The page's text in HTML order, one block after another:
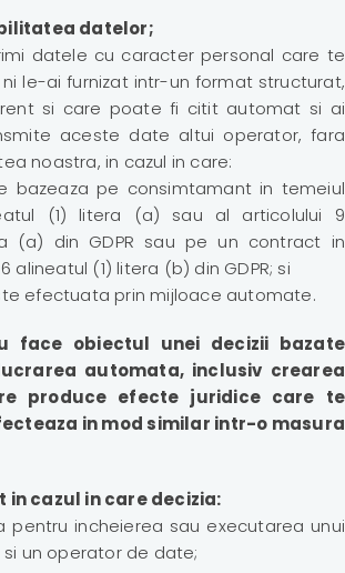
datelor;
datele cu caracter personal care te
le-ai furnizat intr-un format structurat,
si care poate fi citit automat si ai
aceste date altui operator, fara
noastra, in cazul in care:
bazeaza pe consimtamant in temeiul
(1) litera (a) sau al articolului 9
(a) din GDPR sau pe un contract in
alineatul (1) litera (b) din GDPR; si
efectuata prin mijloace automate.
face obiectul unei decizii bazate
automata, inclusiv crearea
produce efecte juridice care te
in mod similar intr-o masura
in cazul in care decizia:
pentru incheierea sau executarea unui
un operator de date;